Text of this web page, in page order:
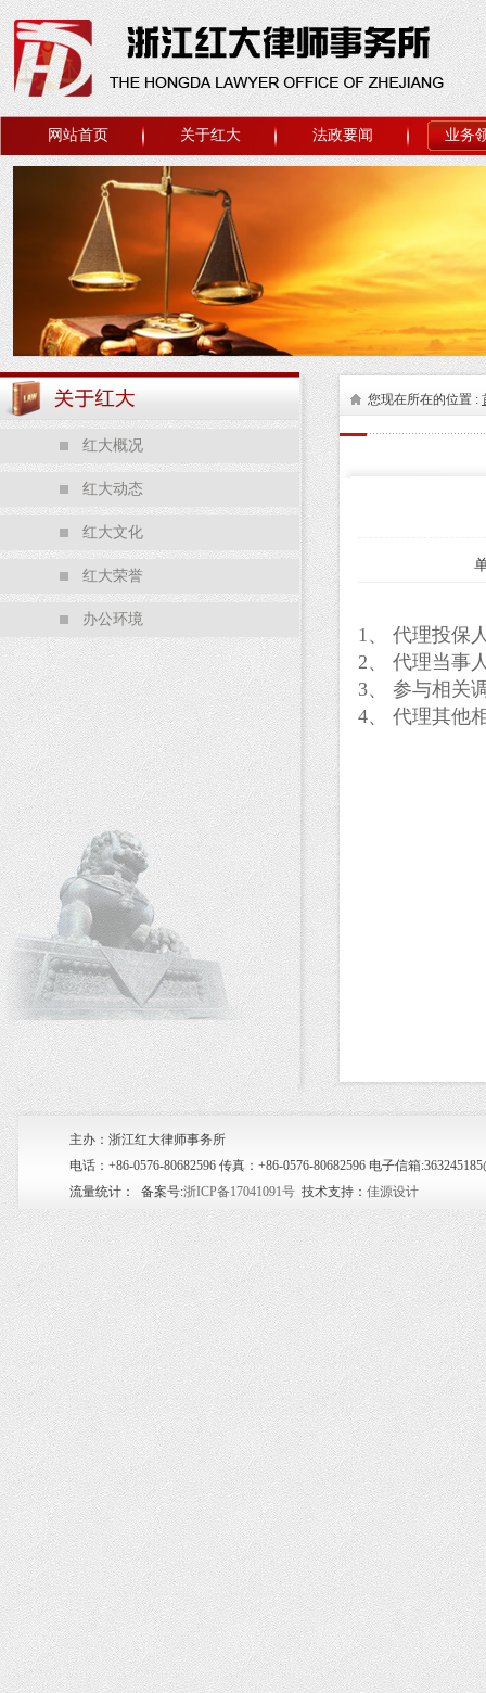
网站首页 关于红大 法政要闻 业务
红大概况
红大动态
红大文化
红大荣誉
办公环境
您现在所在的位置 :
1、
代理投保
2、
代理当事
3、
参与相关
4、 代理其他
主办：浙江红大律师事务所
电话：+86-0576-80682596 传真：+86-0576-80682596 电子信箱
流量统计：
备案号:浙ICP备17041091号技术支持： 佳源设计